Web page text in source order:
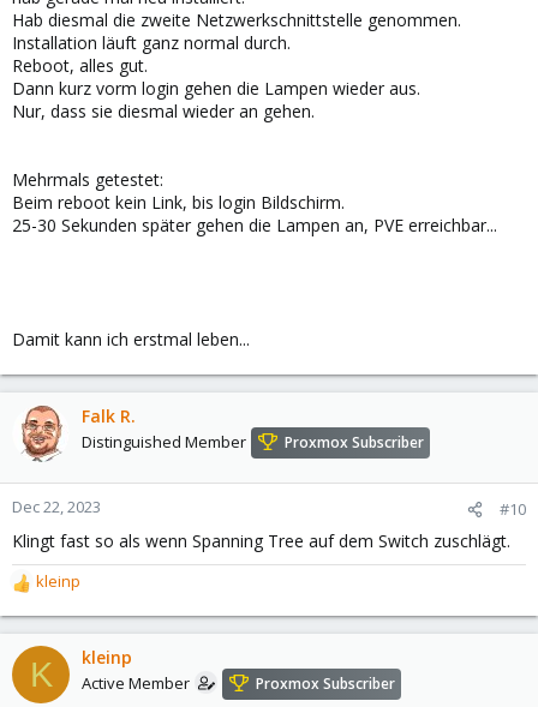
Hab diesmal die zweite Netzwerkschnittstelle genommen.
Installation läuft ganz normal durch.
Reboot, alles gut.
Dann kurz vorm login gehen die Lampen wieder aus.
Nur, dass sie diesmal wieder an gehen.
Mehrmals getestet:
Beim reboot kein Link, bis login Bildschirm.
25-30 Sekunden später gehen die Lampen an, PVE erreichbar...
Damit kann ich erstmal leben...
Falk R.
Distinguished Member Proxmox Subscriber
Dec 22, 2023 #10
Klingt fast so als wenn Spanning Tree auf dem Switch zuschlägt.
R
e
a
c
t
kleinp
K kleinp
Active Member Proxmox Subscriber